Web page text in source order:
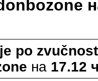
po
на 17.12